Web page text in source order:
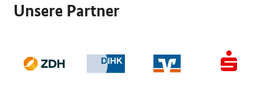
Unsere Partner